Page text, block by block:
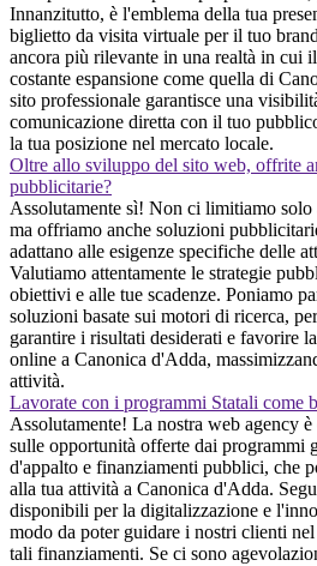
Innanzitutto, è l'emblema della tua
biglietto da visita virtuale per il tuo
ancora più rilevante in una realtà in cui
costante espansione come quella di
sito professionale garantisce una
comunicazione diretta con il tuo
la tua posizione nel mercato locale.
Oltre allo sviluppo del sito web, offrite
pubblicitarie?
Assolutamente sì! Non ci limitiamo
ma offriamo anche soluzioni
adattano alle esigenze specifiche delle
Valutiamo attentamente le strategie
obiettivi e alle tue scadenze. Poniamo
soluzioni basate sui motori di ricerca,
garantire i risultati desiderati e favorire
online a Canonica d'Adda,
attività.
Lavorate con i programmi Statali come
Assolutamente! La nostra web agency è
sulle opportunità offerte dai programmi
d'appalto e finanziamenti pubblici, che
alla tua attività a Canonica d'Adda.
disponibili per la digitalizzazione e
modo da poter guidare i nostri clienti
tali finanziamenti. Se ci sono